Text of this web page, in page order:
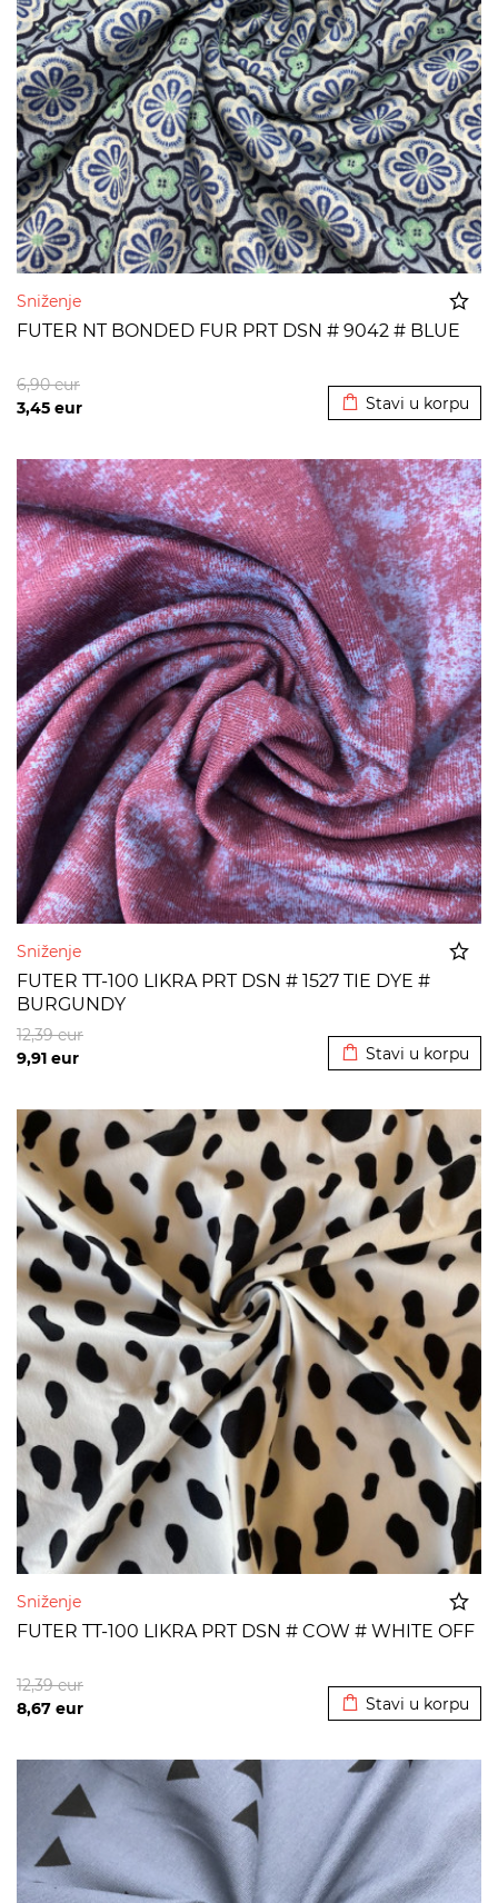
Sniženje
FUTER NT BONDED FUR PRT DSN # 9042 # BLUE
3,45 eur
6,90eur
Stavi u korpu
Sniženje
FUTER TT-100 LIKRA PRT DSN # 1527 TIE DYE #
BURGUNDY
9,91 eur
12,39eur
Stavi u korpu
Sniženje
FUTER TT-100 LIKRA PRT DSN # COW # WHITE OFF
8,67 eur
12,39eur
Stavi u korpu